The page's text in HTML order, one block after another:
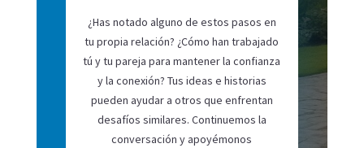
¿Has notado alguno de estos pasos en
tu propia relación? ¿Cómo han trabajado
tú y tu pareja para mantener la confianza
y la conexión? Tus ideas e historias
pueden ayudar a otros que enfrentan
desafíos similares. Continuemos la
conversación y apoyémonos